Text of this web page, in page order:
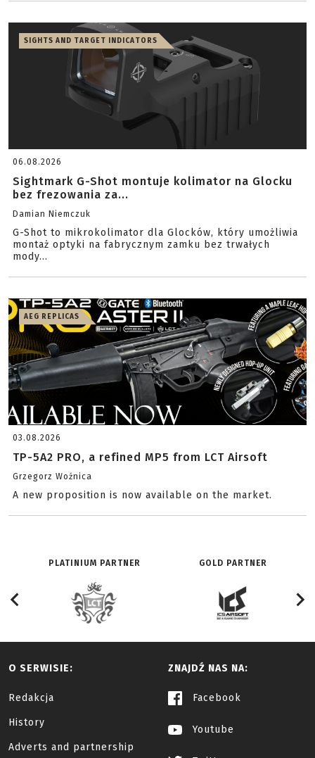
SIGHTS AND TARGET INDICATORS
06.08.2026
Sightmark G-Shot montuje kolimator na Glocku
bez frezowania za...
Damian Niemczuk
G-Shot to mikrokolimator dla Glocków, który umożliwia
montaż optyki na fabrycznym zamku bez trwałych
mody...
AEG REPLICAS
03.08.2026
TP-5A2 PRO, a refined MP5 from LCT Airsoft
Grzegorz Woźnica
A new proposition is now available on the market.
PLATINIUM PARTNER GOLD PARTNER
O SERWISIE:
Redakcja
History
Adverts and partnership
ZNAJDŹ NAS NA:
Facebook
Youtube